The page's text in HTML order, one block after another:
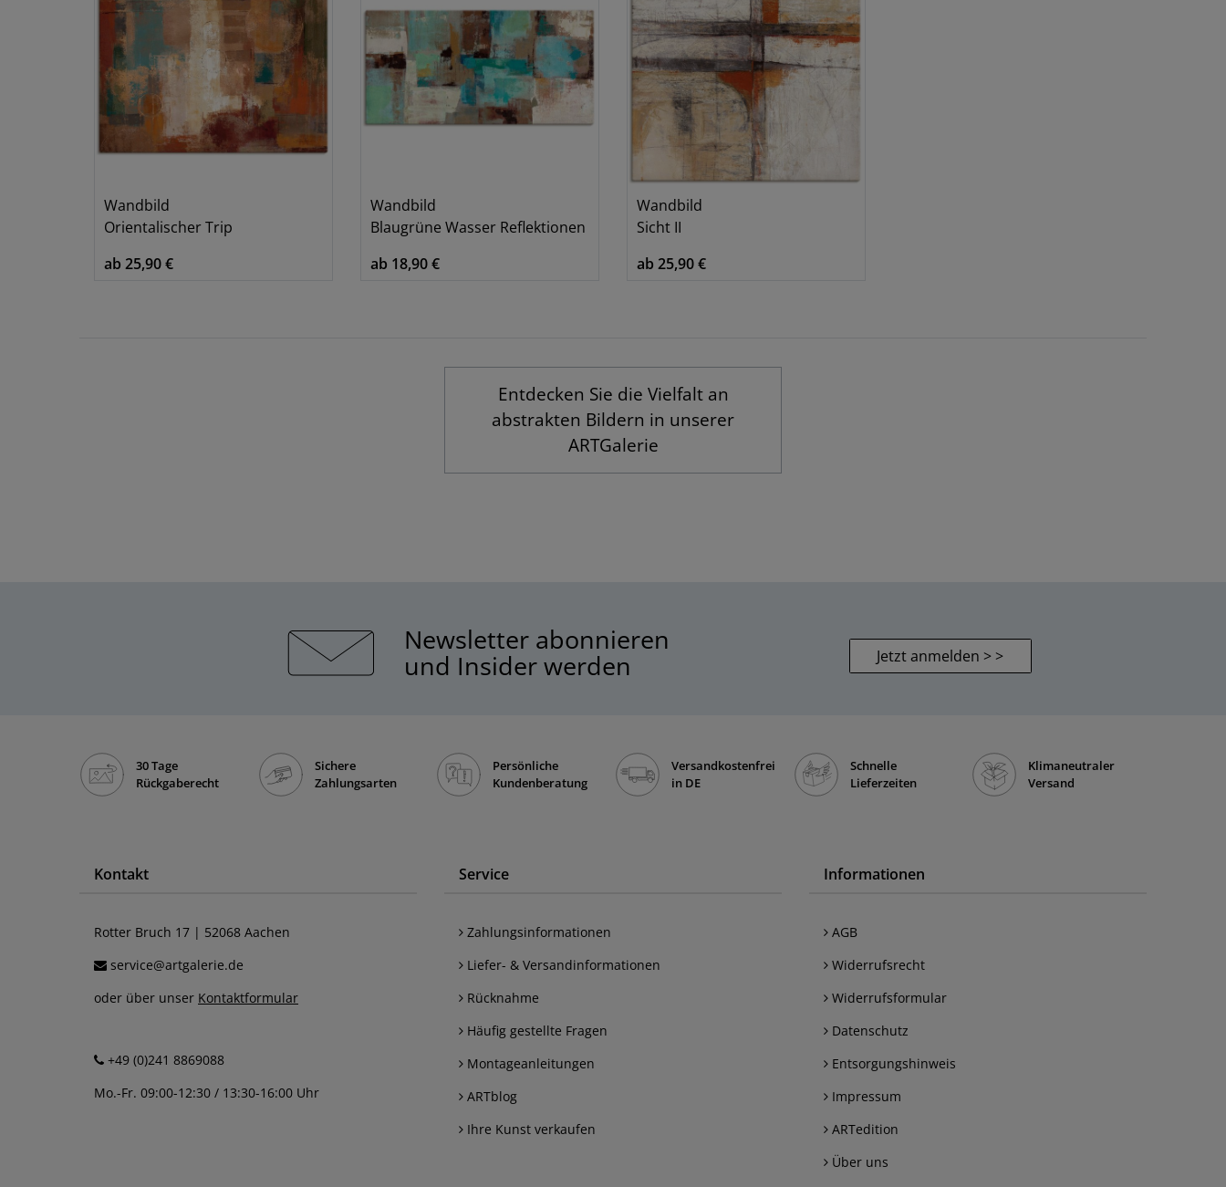
Wandbild
Orientalischer Trip
ab 25,90 €
Wandbild
Blaugrüne Wasser Reflektionen
ab 18,90 €
Wandbild
Sicht II
ab 25,90 €
Entdecken Sie die Vielfalt an
abstrakten Bildern in unserer
ARTGalerie
Newsletter abonnieren
und Insider werden Jetzt anmelden > >
30 Tage
Rückgaberecht
Sichere
Zahlungsarten
Persönliche
Kundenberatung
Versandkostenfrei
in DE
Schnelle
Lieferzeiten
Klimaneutraler
Versand
Kontakt
Rotter Bruch 17 | 52068 Aachen
service@artgalerie.de
oder über unser Kontaktformular
+49 (0)241 8869088
Mo.-Fr. 09:00-12:30 / 13:30-16:00 Uhr
Service
Zahlungsinformationen
Liefer- & Versandinformationen
Rücknahme
Häufig gestellte Fragen
Montageanleitungen
ARTblog
Ihre Kunst verkaufen
Informationen
AGB
Widerrufsrecht
Widerrufsformular
Datenschutz
Entsorgungshinweis
Impressum
ARTedition
Über uns